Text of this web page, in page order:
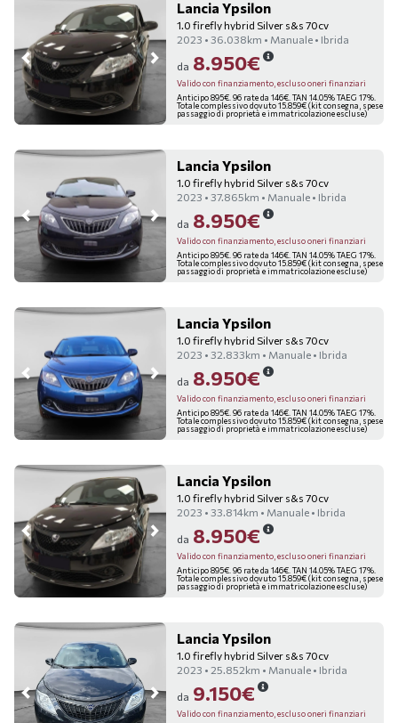
Lancia Ypsilon
1.0 firefly hybrid Silver s&s 70cv
2023 • 36.038km • Manuale • Ibrida
da 8.950€
Valido con finanziamento, escluso oneri finanziari
Anticipo 895€. 96 rate da 146€. TAN 14.05% TAEG 17%.
Totale complessivo dovuto 15.859€ (kit consegna, spese
passaggio di proprietà e immatricolazione escluse)
Lancia Ypsilon
1.0 firefly hybrid Silver s&s 70cv
2023 • 37.865km • Manuale • Ibrida
da 8.950€
Valido con finanziamento, escluso oneri finanziari
Anticipo 895€. 96 rate da 146€. TAN 14.05% TAEG 17%.
Totale complessivo dovuto 15.859€ (kit consegna, spese
passaggio di proprietà e immatricolazione escluse)
Lancia Ypsilon
1.0 firefly hybrid Silver s&s 70cv
2023 • 32.833km • Manuale • Ibrida
da 8.950€
Valido con finanziamento, escluso oneri finanziari
Anticipo 895€. 96 rate da 146€. TAN 14.05% TAEG 17%.
Totale complessivo dovuto 15.859€ (kit consegna, spese
passaggio di proprietà e immatricolazione escluse)
Lancia Ypsilon
1.0 firefly hybrid Silver s&s 70cv
2023 • 33.814km • Manuale • Ibrida
da 8.950€
Valido con finanziamento, escluso oneri finanziari
Anticipo 895€. 96 rate da 146€. TAN 14.05% TAEG 17%.
Totale complessivo dovuto 15.859€ (kit consegna, spese
passaggio di proprietà e immatricolazione escluse)
Lancia Ypsilon
1.0 firefly hybrid Silver s&s 70cv
2023 • 25.852km • Manuale • Ibrida
da 9.150€
Valido con finanziamento, escluso oneri finanziari